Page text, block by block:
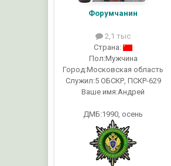
Форумчанин
2,1 тыс
Страна:
Пол:Мужчина
Город:Московская область
Служил:5 ОБСКР, ПСКР-629
Ваше имя:Андрей
ДМБ:1990, осень